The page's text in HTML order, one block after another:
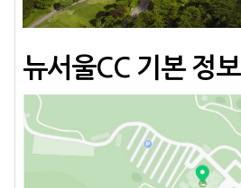
뉴서울CC 기본 정보